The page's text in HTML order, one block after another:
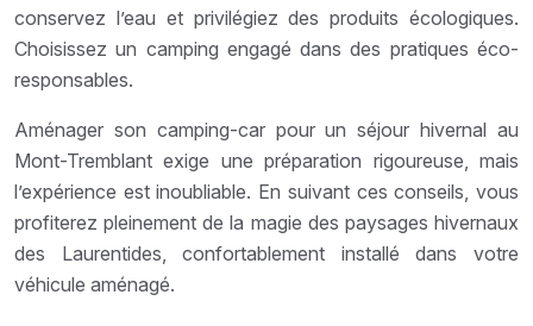
conservez l’eau et privilégiez des produits écologiques.
Choisissez un camping engagé dans des pratiques éco-
responsables.
Aménager son camping-car pour un séjour hivernal au
Mont-Tremblant exige une préparation rigoureuse, mais
l’expérience est inoubliable. En suivant ces conseils, vous
profiterez pleinement de la magie des paysages hivernaux
des Laurentides, confortablement installé dans votre
véhicule aménagé.